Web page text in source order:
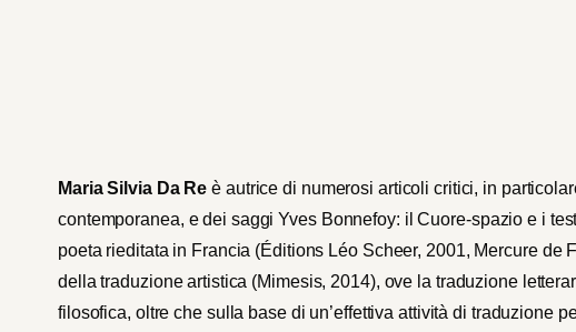
Maria Silvia Da Re è autrice di numerosi articoli critici, in
contemporanea, e dei saggi Yves Bonnefoy: il Cuore-spazio e i
poeta rieditata in Francia (Éditions Léo Scheer, 2001, Mercure de
della traduzione artistica (Mimesis, 2014), ove la traduzione
filosofica, oltre che sulla base di un’effettiva attività di traduzione